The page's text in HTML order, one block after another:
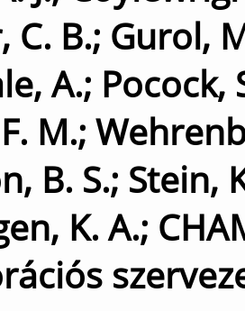
C. B.; Gurol,
A.; Pocock,
M.;
B. S.; Stein,
K. A.;